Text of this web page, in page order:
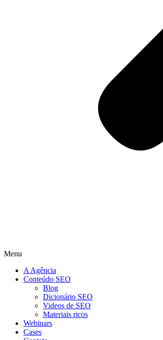
Menu
A Agência
Conteúdo SEO
Blog
Dicionário SEO
Videos de SEO
Materiais ricos
Webinars
Cases